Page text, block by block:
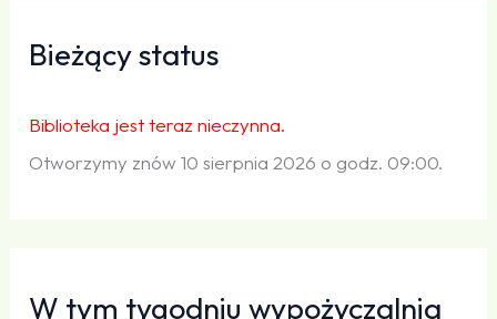
Bieżący status
Biblioteka jest teraz nieczynna.
Otworzymy znów 10 sierpnia 2026 o godz. 09:00.
W tym tygodniu wypożyczalnia